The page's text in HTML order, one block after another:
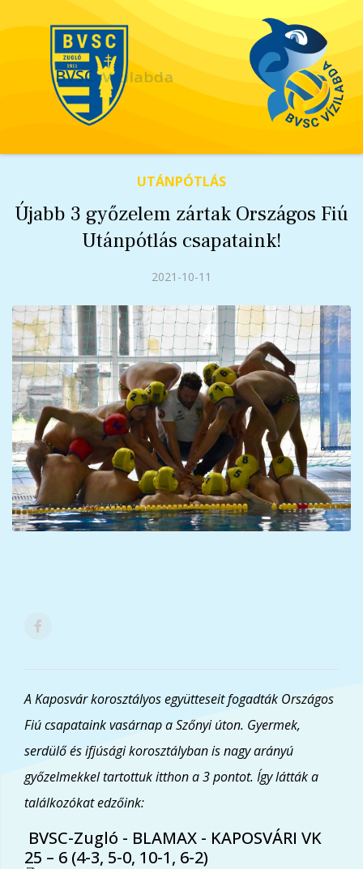
BVSC Vízilabda
UTÁNPÓTLÁS
Újabb 3 győzelem zártak Országos Fiú
Utánpótlás csapataink!
2021-10-11
A Kaposvár korosztályos együtteseit fogadták Országos
Fiú csapataink vasárnap a Szőnyi úton. Gyermek,
serdülő és ifjúsági korosztályban is nagy arányú
győzelmekkel tartottuk itthon a 3 pontot. Így látták a
találkozókat edzőink:
BVSC-Zugló - BLAMAX - KAPOSVÁRI VK
25 – 6 (4-3, 5-0, 10-1, 6-2)